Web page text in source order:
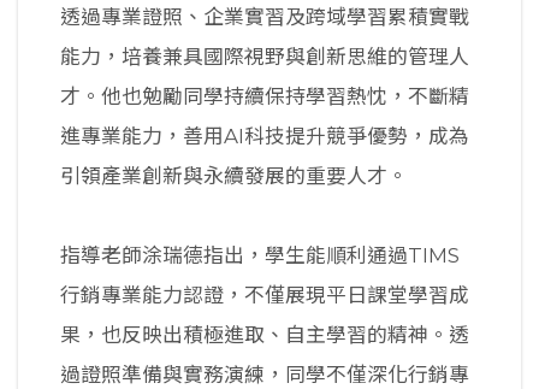
透過專業證照、企業實習及跨域學習累積實戰
能力，培養兼具國際視野與創新思維的管理人
才。他也勉勵同學持續保持學習熱忱，不斷精
進專業能力，善用AI科技提升競爭優勢，成為
引領產業創新與永續發展的重要人才。
指導老師涂瑞德指出，學生能順利通過TIMS
行銷專業能力認證，不僅展現平日課堂學習成
果，也反映出積極進取、自主學習的精神。透
過證照準備與實務演練，同學不僅深化行銷專